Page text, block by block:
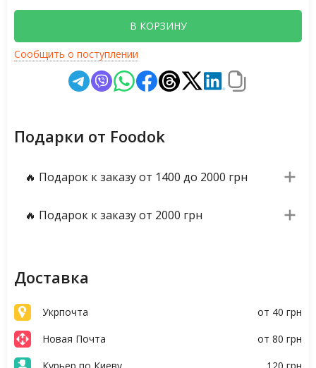
В КОРЗИНУ
Сообщить о поступлении
Подарки от Foodok
🔥 Подарок к заказу от 1400 до 2000 грн
🔥 Подарок к заказу от 2000 грн
Доставка
Укрпочта
от 40 грн
Новая Почта
от 80 грн